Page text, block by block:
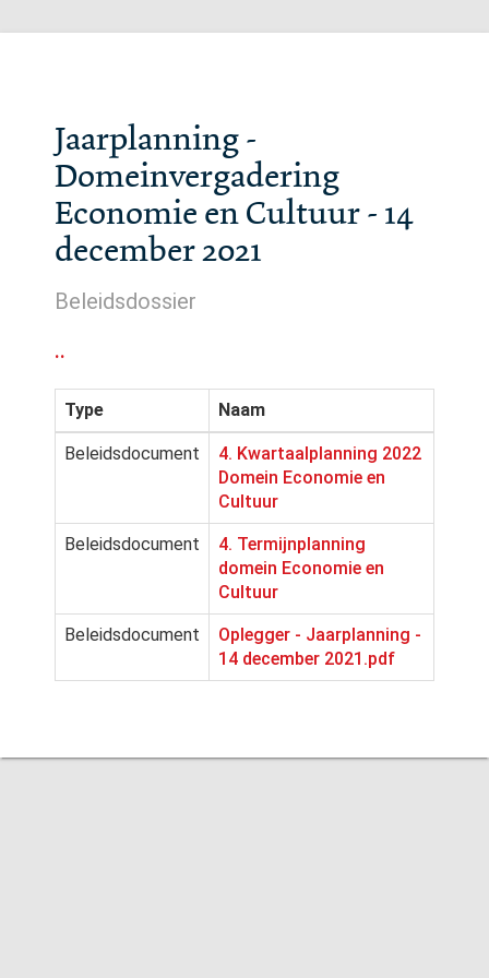
Jaarplanning -
Domeinvergadering
Economie en Cultuur - 14
december 2021
Beleidsdossier
..
Type Naam
Beleidsdocument
4. Kwartaalplanning 2022
Domein Economie en
Cultuur
Beleidsdocument
4. Termijnplanning
domein Economie en
Cultuur
Beleidsdocument
Oplegger - Jaarplanning -
14 december 2021.pdf